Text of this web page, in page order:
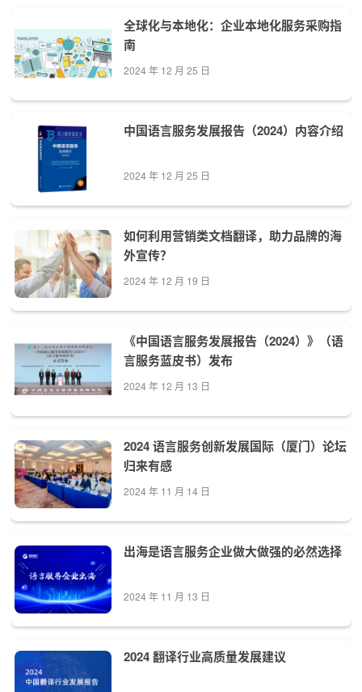
全球化与本地化：企业本地化服务采购指
南
2024 年 12 月 25 日
中国语言服务发展报告（2024）内容介绍
2024 年 12 月 25 日
如何利用营销类文档翻译，助力品牌的海
外宣传？
2024 年 12 月 19 日
《中国语言服务发展报告（2024）》（语
言服务蓝皮书）发布
2024 年 12 月 13 日
2024 语言服务创新发展国际（厦门）论坛
归来有感
2024 年 11 月 14 日
出海是语言服务企业做大做强的必然选择
2024 年 11 月 13 日
2024 翻译行业高质量发展建议